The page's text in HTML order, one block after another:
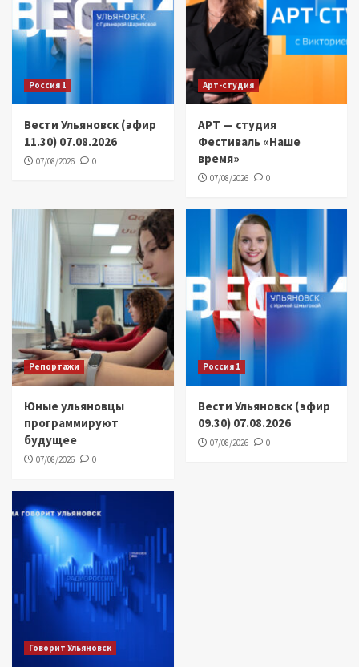
Россия 1
Вести Ульяновск (эфир
11.30) 07.08.2026
07/08/2026 0
Арт-студия
АРТ — студия
Фестиваль «Наше
время»
07/08/2026 0
Репортажи
Юные ульяновцы
программируют
будущее
07/08/2026 0
Россия 1
Вести Ульяновск (эфир
09.30) 07.08.2026
07/08/2026 0
Говорит Ульяновск